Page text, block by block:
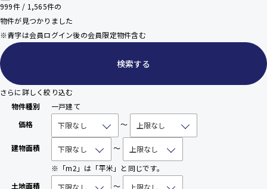
999件 / 1,565件の
物件が見つかりました
※青字は会員ログイン後の会員限定物件含む
検索する
さらに詳しく絞り込む
物件種別
一戸建て
価格
～
建物面積
～
※「m2」は「平米」と同じです。
土地面積
～